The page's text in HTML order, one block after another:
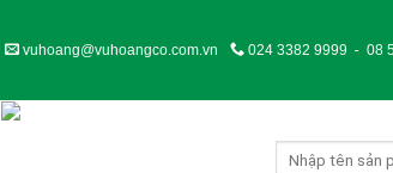
vuhoang@vuhoangco.com.vn 024 3382 9999 - 08